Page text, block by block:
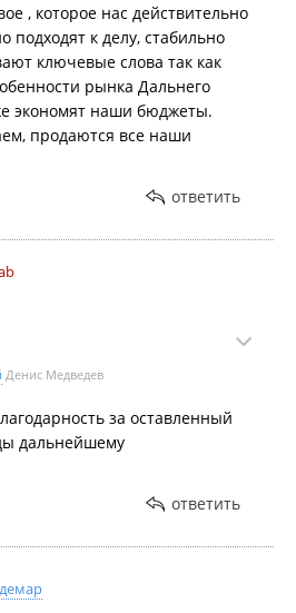
, которое нас действительно
подходят к делу, стабильно
ключевые слова так как
рынка Дальнего
экономят наши бюджеты.
продаются все наши
ответить
Денис Медведев
за оставленный
дальнейшему
ответить